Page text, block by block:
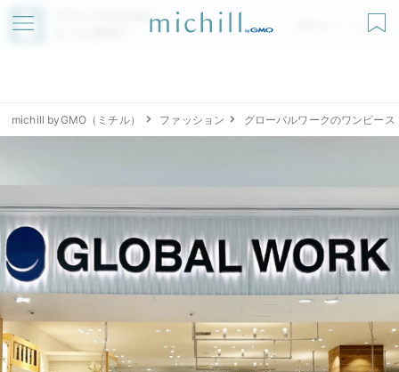
アプリでmichillが
無料ダウンロード
michill byGMO（ミチル） ファッション グローバルワークのワンピース